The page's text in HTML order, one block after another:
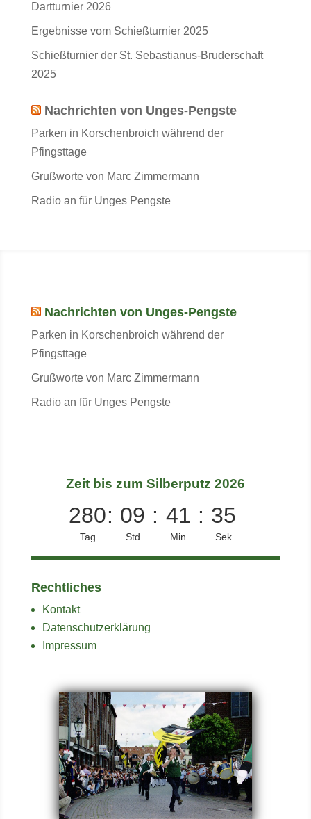
Dartturnier 2026
Ergebnisse vom Schießturnier 2025
Schießturnier der St. Sebastianus-Bruderschaft
2025
Nachrichten von Unges-Pengste
Parken in Korschenbroich während der
Pfingsttage
Grußworte von Marc Zimmermann
Radio an für Unges Pengste
Nachrichten von Unges-Pengste
Parken in Korschenbroich während der
Pfingsttage
Grußworte von Marc Zimmermann
Radio an für Unges Pengste
Zeit bis zum Silberputz 2026
280
Tag
: 09
Std
: 41
Min
: 35
Sek
Rechtliches
Kontakt
Datenschutzerklärung
Impressum